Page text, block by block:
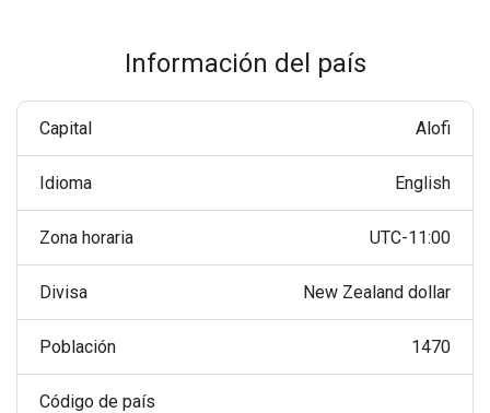
Información del país
Capital Alofi
Idioma English
Zona horaria UTC-11:00
Divisa New Zealand dollar
Población 1470
Código de país